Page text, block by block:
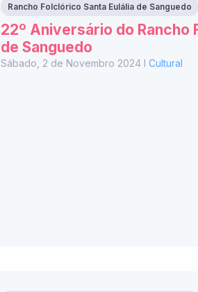
Rancho Folclórico Santa Eulália de Sanguedo
22º Aniversário do Rancho
de Sanguedo
Sábado, 2 de Novembro 2024 I Cultural